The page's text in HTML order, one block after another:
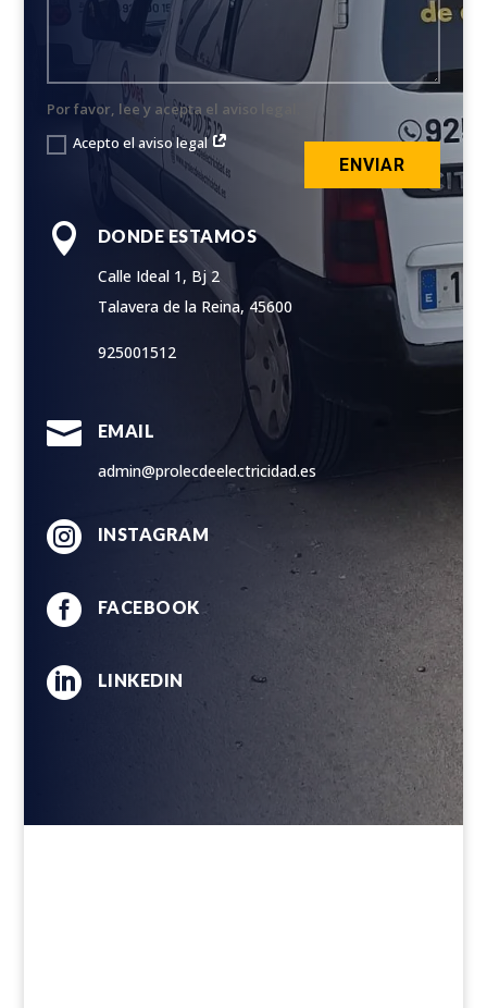
Por favor, lee y acepta el aviso legal.
Acepto el aviso legal
ENVIAR

DONDE ESTAMOS
Calle Ideal 1, Bj 2
Talavera de la Reina, 45600
925001512

EMAIL
admin@prolecdeelectricidad.es
 INSTAGRAM
 FACEBOOK
 LINKEDIN